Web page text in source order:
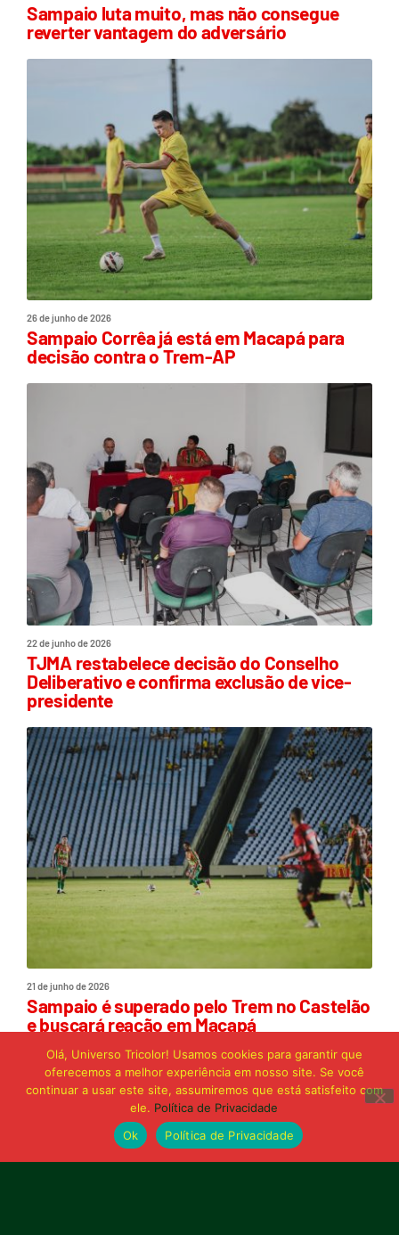
Sampaio luta muito, mas não consegue
reverter vantagem do adversário
26 de junho de 2026
Sampaio Corrêa já está em Macapá para
decisão contra o Trem-AP
22 de junho de 2026
TJMA restabelece decisão do Conselho
Deliberativo e confirma exclusão de vice-
presidente
21 de junho de 2026
Sampaio é superado pelo Trem no Castelão
e buscará reação em Macapá
Publicidade
Olá, Universo Tricolor! Usamos cookies para garantir que
oferecemos a melhor experiência em nosso site. Se você
continuar a usar este site, assumiremos que está satisfeito com
ele. Política de Privacidade
Ok
Política de Privacidade